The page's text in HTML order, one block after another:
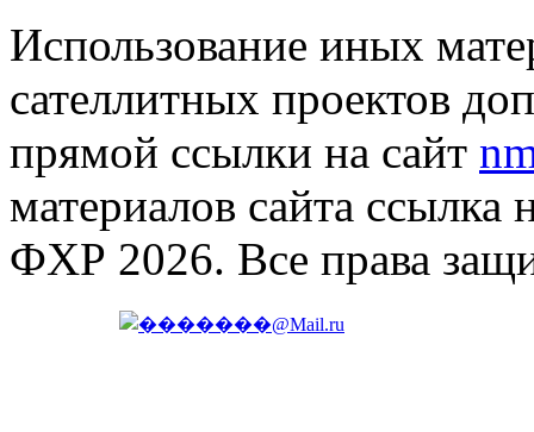
Использование иных
сателлитных проектов
прямой ссылки на сайт
материалов сайта ссылка
ФХР 2026. Все права